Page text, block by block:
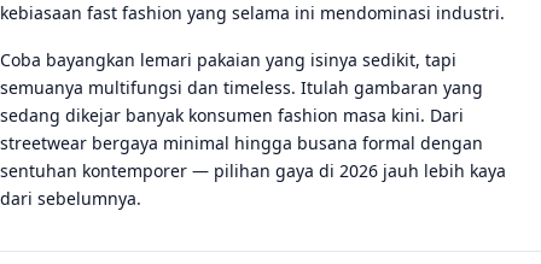
Apa tren fashion yang paling populer di 2026?
Bagaimana cara memulai capsule wardrobe untuk
pemula?
Apakah slow fashion lebih baik dari fast fashion?
kebiasaan fast fashion yang selama ini mendominasi industri.
Coba bayangkan lemari pakaian yang isinya sedikit, tapi
semuanya multifungsi dan timeless. Itulah gambaran yang
sedang dikejar banyak konsumen fashion masa kini. Dari
streetwear bergaya minimal hingga busana formal dengan
sentuhan kontemporer — pilihan gaya di 2026 jauh lebih kaya
dari sebelumnya.